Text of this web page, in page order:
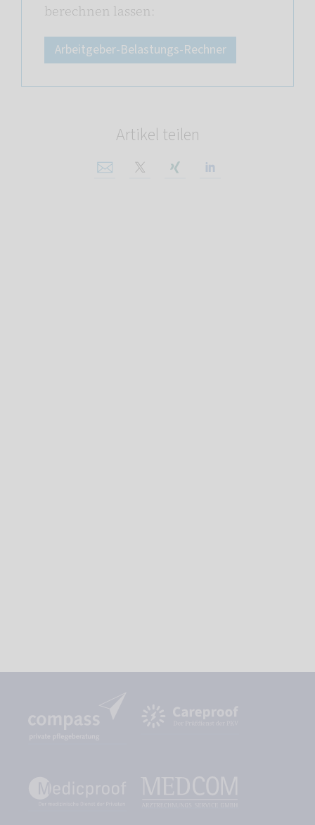
berechnen lassen:
Arbeitgeber-Belastungs-Rechner
Artikel teilen
Per E-Mail teilen
Auf X teilenAuf Xing teilen
Auf Linkedin